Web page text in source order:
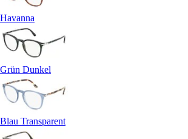
Havanna
Grün Dunkel
Blau Transparent